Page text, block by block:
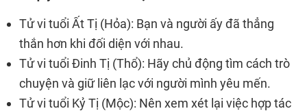
Tử vi tuổi Ất Tị (Hỏa): Bạn và người ấy đã thẳng
thắn hơn khi đối diện với nhau.
Tử vi tuổi Đinh Tị (Thổ): Hãy chủ động tìm cách trò
chuyện và giữ liên lạc với người mình yêu mến.
Tử vi tuổi Kỷ Tị (Mộc): Nên xem xét lại việc hợp tác